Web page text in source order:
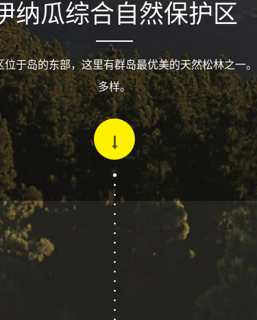
纳瓜综合自然保护区
位于岛的东部，这里有群岛最优美的天然松林之一
多样。